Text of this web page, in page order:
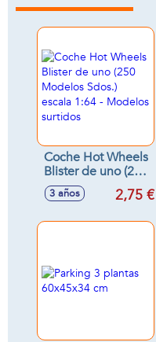
Coche Hot Wheels
Blister de uno (250
Modelos Sdos.)
escala 1:64 -
3 años 2,75 €